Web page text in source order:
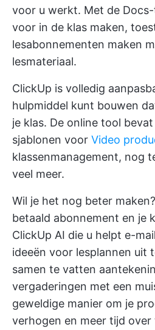
voor u werkt. Met de
voor in de klas maken,
lesabonnementen maken
lesmateriaal.
ClickUp is volledig
hulpmiddel kunt bouwen
je klas. De online tool
sjablonen voor Video
klassenmanagement, nog
veel meer.
Wil je het nog beter
betaald abonnement en je
ClickUp AI die u helpt e-
ideeën voor lesplannen uit
samen te vatten
vergaderingen met een
geweldige manier om je
verhogen en meer tijd